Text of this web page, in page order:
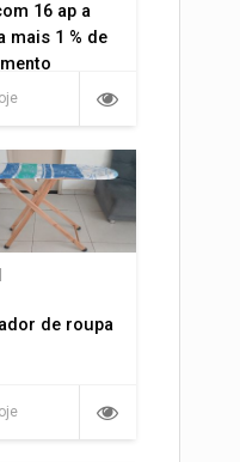
16 ap a
mais 1 % de
de roupa